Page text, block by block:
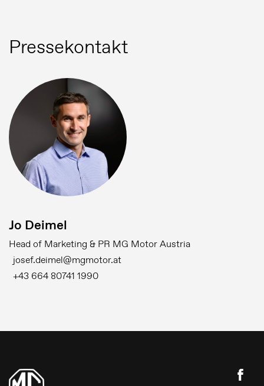
Pressekontakt
Jo Deimel
Head of Marketing & PR MG Motor Austria
josef.deimel@mgmotor.at
+43 664 80741 1990